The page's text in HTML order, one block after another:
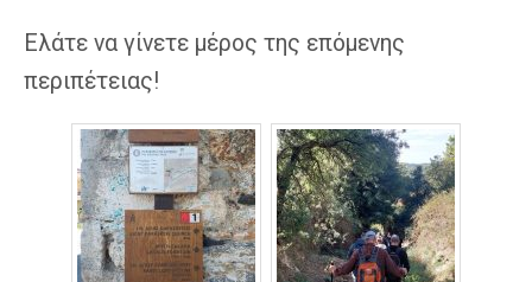
Ελάτε να γίνετε μέρος της επόμενης
περιπέτειας!